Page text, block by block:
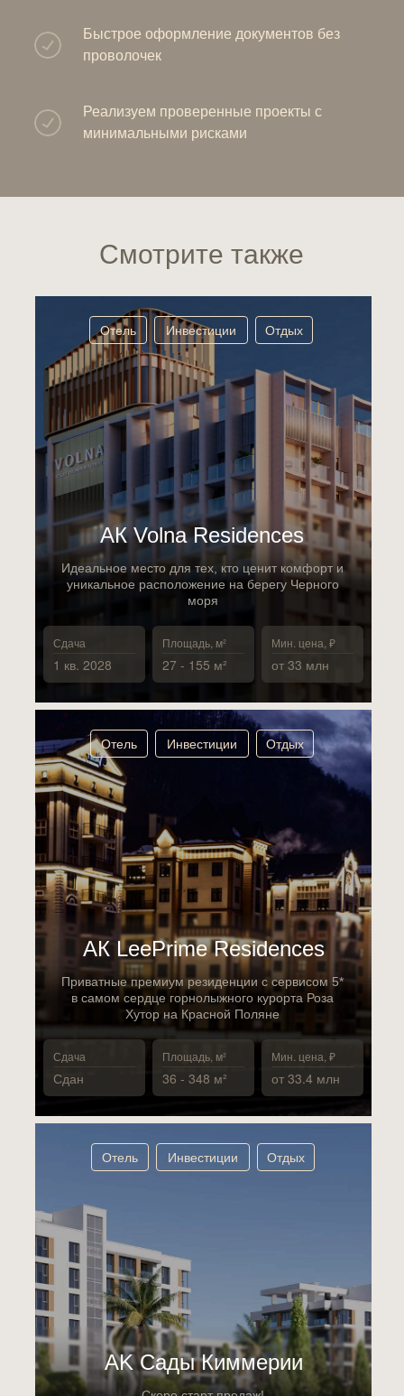
Реализуем проверенные проекты с
минимальными рисками
Быстрое оформление документов без
проволочек
АK Сады Киммерии
Отдых
Инвестиции
Отель
от 33.4 млн
Мин. цена, ₽
36 - 348 м²
Площадь, м²
Сдан
Сдача
Приватные премиум резиденции с сервисом 5*
в самом сердце горнолыжного курорта Роза
Хутор на Красной Поляне
АК LeePrime Residences
Отдых
Инвестиции
Отель
от 33 млн
Мин. цена, ₽
27 - 155 м²
Площадь, м²
1 кв. 2028
Сдача
Идеальное место для тех, кто ценит комфорт и
уникальное расположение на берегу Черного
моря
АК Volna Residences
Отдых
Инвестиции
Отель
Смотрите также